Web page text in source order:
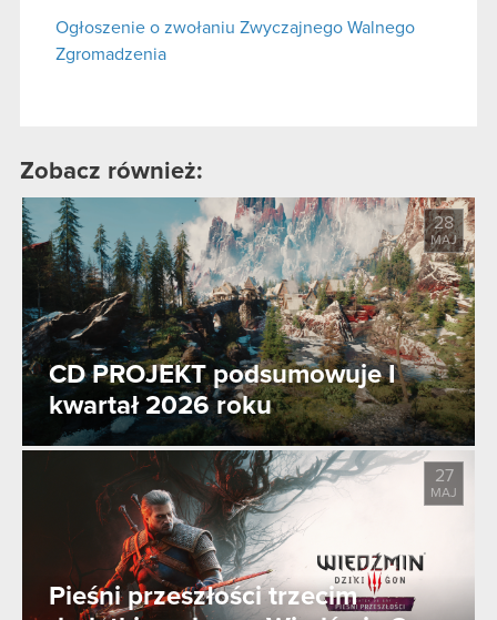
Ogłoszenie o zwołaniu Zwyczajnego Walnego
Zgromadzenia
Zobacz również:
CD PROJEKT podsumowuje I
kwartał 2026 roku
28
MAJ
Pieśni przeszłości trzecim
27
MAJ